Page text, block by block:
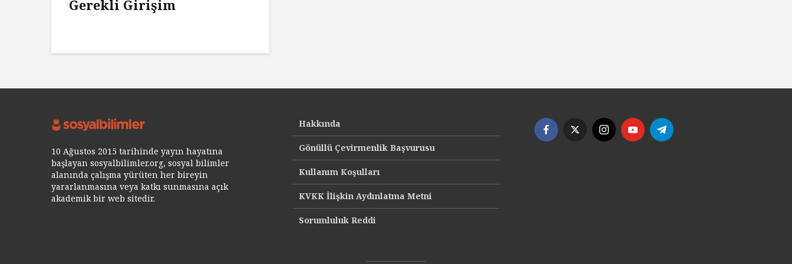
Gerekli Girişim
10 Ağustos 2015 tarihinde yayın hayatına
başlayan sosyalbilimler.org, sosyal bilimler
alanında çalışma yürüten her bireyin
yararlanmasına veya katkı sunmasına açık
akademik bir web sitedir.
Hakkında
Gönüllü Çevirmenlik Başvurusu
Kullanım Koşulları
KVKK İlişkin Aydınlatma Metni
Sorumluluk Reddi